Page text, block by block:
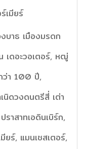
เมียร์
บาธ เมืองมรดก
เดอะวอเตอร์, หฒู่
ว่า 100 ปี,
นิดวงดนตรีสี่ เต่า
าสาทเอดินเบิร์ก,
ยร์, แมนเชสเตอร์,